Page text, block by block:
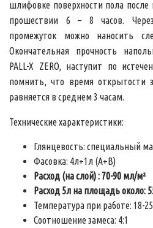
шлифовке поверхности пола после
прошествии 6 – 8 часов.
промежуток можно наносить
Окончательная прочность
PALL-X ZERO, наступит по
помнить, что время открытости
равняется в среднем 3 часам.
Технические характеристики:
Глянцевость: специальный
Фасовка: 4л+1л (A+B)
Расход (на слой) : 70-90 мл/м²
Расход 5л на площадь около:
Температура при работе: 18-
Соотношение замеса: 4:1